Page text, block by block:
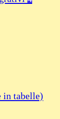
in tabelle)